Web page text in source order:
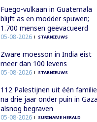
Fuego-vulkaan in Guatemala
blijft as en modder spuwen;
1.700 mensen geëvacueerd
05-08-2026 STARNIEUWS
Zware moesson in India eist
meer dan 100 levens
05-08-2026 STARNIEUWS
112 Palestijnen uit één familie
na drie jaar onder puin in Gaza
alsnog begraven
05-08-2026 SURINAME HERALD